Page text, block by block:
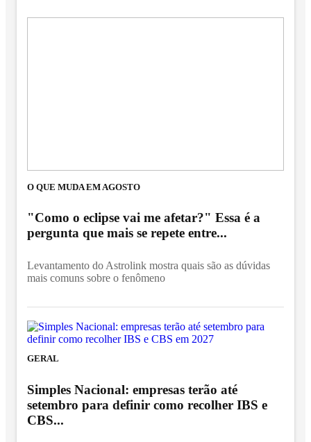
O QUE MUDA EM AGOSTO
"Como o eclipse vai me afetar?" Essa é a
pergunta que mais se repete entre...
Levantamento do Astrolink mostra quais são as dúvidas
mais comuns sobre o fenômeno
GERAL
Simples Nacional: empresas terão até
setembro para definir como recolher IBS e
CBS...